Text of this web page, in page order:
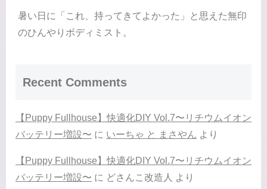
暑い日に「これ、持ってきてよかった」と思えた無印
のひんやりボディミスト。
Recent Comments
【Puppy Fullhouse】快適化DIY Vol.7〜リチウムイオン
バッテリー増設〜 に いーちゃ と まさやん より
【Puppy Fullhouse】快適化DIY Vol.7〜リチウムイオン
バッテリー増設〜 に どさんこ改造人 より